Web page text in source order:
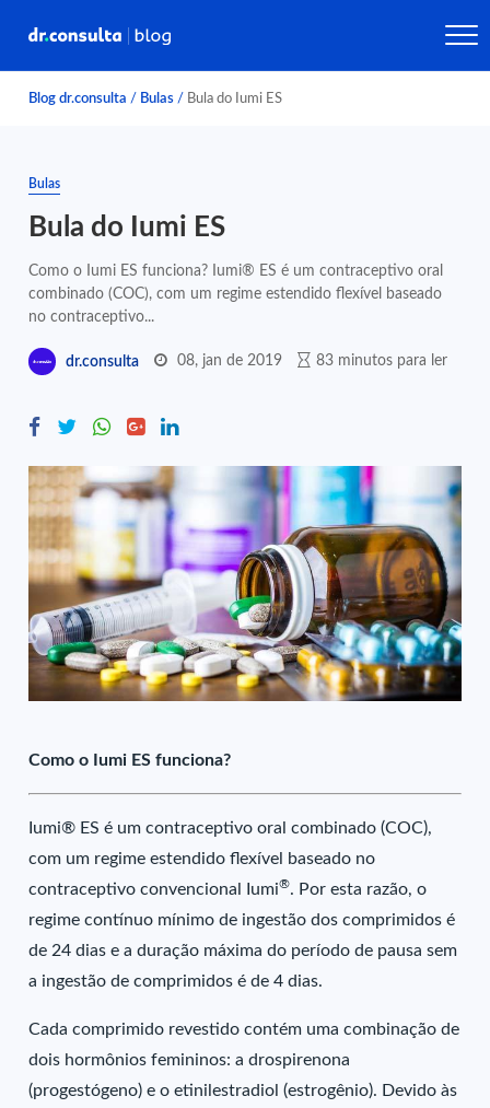
Blog dr.consulta / Bulas / Bula do Iumi ES
Bulas
Bula do Iumi ES
Como o Iumi ES funciona? Iumi® ES é um contraceptivo oral
combinado (COC), com um regime estendido flexível baseado
no contraceptivo...
dr.consulta 08, jan de 2019 83 minutos para ler
Como o Iumi ES funciona?
Iumi® ES é um contraceptivo oral combinado (COC),
com um regime estendido flexível baseado no
contraceptivo convencional Iumi®. Por esta razão, o
regime contínuo mínimo de ingestão dos comprimidos é
de 24 dias e a duração máxima do período de pausa sem
a ingestão de comprimidos é de 4 dias.
Cada comprimido revestido contém uma combinação de
dois hormônios femininos: a drospirenona
(progestógeno) e o etinilestradiol (estrogênio). Devido às